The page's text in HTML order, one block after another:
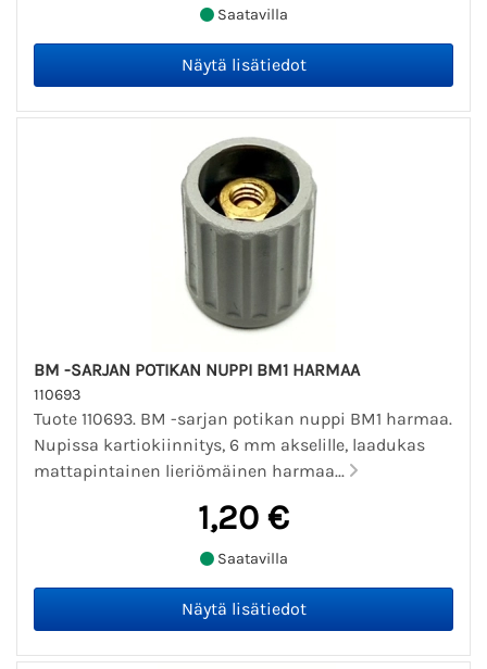
Saatavilla
BM -SARJAN POTIKAN NUPPI BM1 HARMAA
110693
Tuote 110693. BM -sarjan potikan nuppi BM1 harmaa.
Nupissa kartiokiinnitys, 6 mm akselille, laadukas
mattapintainen lieriömäinen harmaa...
1,20 €
Saatavilla